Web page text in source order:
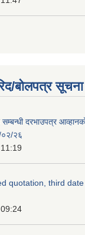
बोलपत्र सूचना
दरभाउपत्र
०२/२६
quotation, third